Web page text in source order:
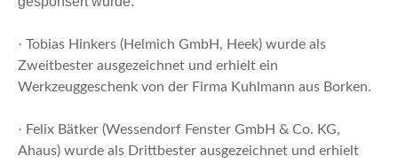
· Tobias Hinkers (Helmich GmbH, Heek) wurde als
Zweitbester ausgezeichnet und erhielt ein
Werkzeuggeschenk von der Firma Kuhlmann aus Borken.
· Felix Bätker (Wessendorf Fenster GmbH & Co. KG,
Ahaus) wurde als Drittbester ausgezeichnet und erhielt